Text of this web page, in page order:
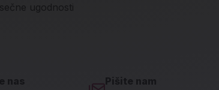
ugodnosti
nas Pišite nam